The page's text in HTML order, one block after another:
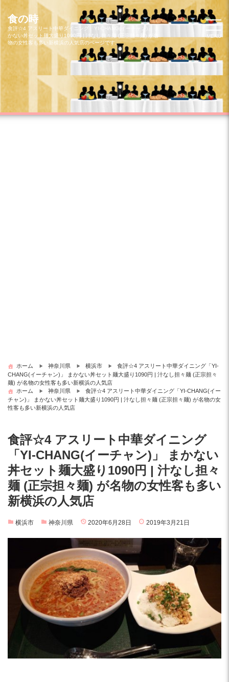
コ
ツ
キ
ッ
食の時
食評☆4 アスリート中華ダイニング「YI-CHANG(イーチャン)」 ま
かない丼セット麺大盛り1090円 | 汁なし担々麺 (正宗担々麺) が名
物の女性客も多い新横浜の人気店のページです。
MENU
ホーム 神奈川県 横浜市
食評☆4 アスリート中華ダイニング「YI-
CHANG(イーチャン)」 まかない丼セット麺大盛り1090円 | 汁なし担々麺 (正宗担々
麺) が名物の女性客も多い新横浜の人気店
ホーム
神奈川県
食評☆4 アスリート中華ダイニング「YI-CHANG(イー
チャン)」 まかない丼セット麺大盛り1090円 | 汁なし担々麺 (正宗担々麺) が名物の女
性客も多い新横浜の人気店
食評☆4 アスリート中華ダイニング
「YI-CHANG(イーチャン)」 まかない
丼セット麺大盛り1090円 | 汁なし担々
麺 (正宗担々麺) が名物の女性客も多い
新横浜の人気店
横浜市 神奈川県 2020年6月28日 2019年3月21日